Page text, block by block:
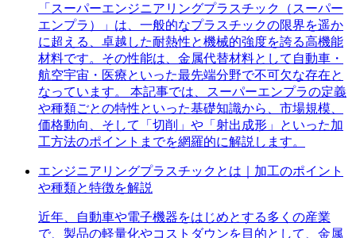
「スーパーエンジニアリングプラスチック（スーパー
エンプラ）」は、一般的なプラスチックの限界を遥か
に超える、卓越した耐熱性と機械的強度を誇る高機能
材料です。その性能は、金属代替材料として自動車・
航空宇宙・医療といった最先端分野で不可欠な存在と
なっています。 本記事では、スーパーエンプラの定義
や種類ごとの特性といった基礎知識から、市場規模、
価格動向、そして「切削」や「射出成形」といった加
工方法のポイントまでを網羅的に解説します。
エンジニアリングプラスチックとは｜加工のポイント
や種類と特徴を解説
近年、自動車や電子機器をはじめとする多くの産業
で、製品の軽量化やコストダウンを目的として、金属